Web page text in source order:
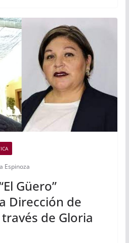
Espinoza
Güero”
Dirección de
través de Gloria